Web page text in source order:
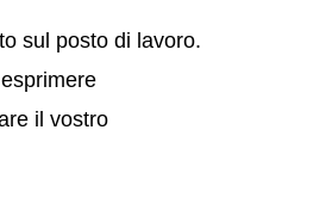
sul posto di lavoro.
il vostro